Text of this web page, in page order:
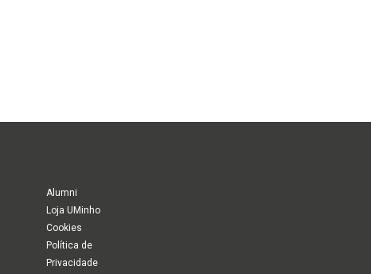
Alumni
Loja UMinho
Cookies
Política de
Privacidade